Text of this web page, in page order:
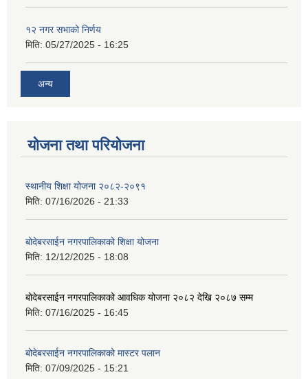
१२ नगर सभाको निर्णय
मिति: 05/27/2025 - 16:25
अन्य
योजना तथा परियोजना
स्थानीय शिक्षा योजना २०८२-२०९१
मिति: 07/16/2026 - 21:33
बोदेबरसाईन नगरपालिकाको शिक्षा योजना
मिति: 12/12/2025 - 18:08
बोदेबरसाईन नगरपालिकाको आवधिक योजना २०८२ देखि २०८७ सम्म
मिति: 07/16/2025 - 16:45
बोदेबरसाईन नगरपालिकाको मास्टर पलान
मिति: 07/09/2025 - 15:21